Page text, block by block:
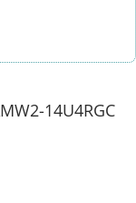
14U4RGC